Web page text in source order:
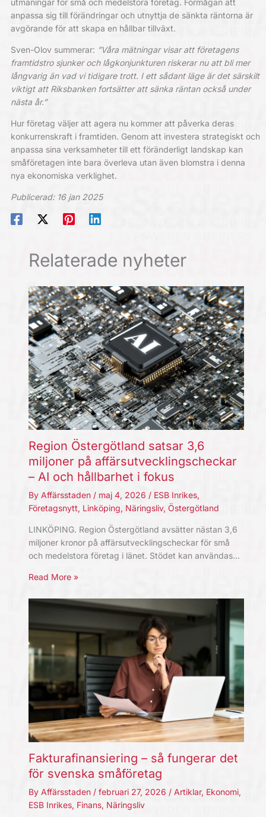
utmaningar för små och medelstora företag. Förmågan att
anpassa sig till förändringar och utnyttja de sänkta räntorna är
avgörande för att skapa en hållbar tillväxt.
Sven-Olov summerar: ”Våra mätningar visar att företagens
framtidstro sjunker och lågkonjunkturen riskerar nu att bli mer
långvarig än vad vi tidigare trott. I ett sådant läge är det särskilt
viktigt att Riksbanken fortsätter att sänka räntan också under
nästa år.”
Hur företag väljer att agera nu kommer att påverka deras
konkurrenskraft i framtiden. Genom att investera strategiskt och
anpassa sina verksamheter till ett föränderligt landskap kan
småföretagen inte bara överleva utan även blomstra i denna
nya ekonomiska verklighet.
Publicerad: 16 jan 2025
Relaterade nyheter
Region Östergötland satsar 3,6
miljoner på affärsutvecklingscheckar
– AI och hållbarhet i fokus
By Affärsstaden / maj 4, 2026 / ESB Inrikes,
Företagsnytt, Linköping, Näringsliv, Östergötland
LINKÖPING. Region Östergötland avsätter nästan 3,6
miljoner kronor på affärsutvecklingscheckar för små
och medelstora företag i länet. Stödet kan användas…
Read More »
Fakturafinansiering – så fungerar det
för svenska småföretag
By Affärsstaden / februari 27, 2026 / Artiklar, Ekonomi,
ESB Inrikes, Finans, Näringsliv